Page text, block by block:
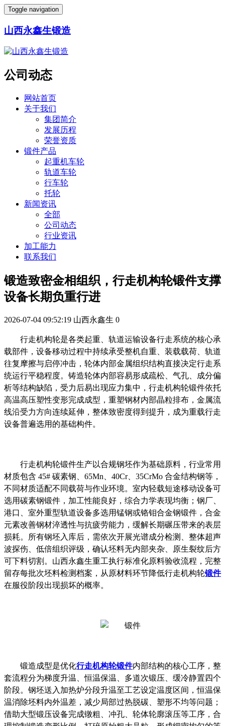
Toggle navigation
山西永鑫生锻造
公司动态
网站首页
关于我们
集团简介
发展历程
荣誉资质
锻件产品
起重机车轮
轨道车轮
行车轮
托轮
新闻资讯
全部
公司动态
行业资讯
加工能力
联系我们
锻造致密金相组织，行走机构轮锻件支撑
设备长期负重行进
2026-07-04 09:52:19 山西永鑫生 0
行走机构轮是各类起重、轨道运输设备行走系统的核心承
载部件，设备移动过程中持续承受整机自重、装载载荷、轨道
往复摩擦与启停冲击，轮体内部金属组织结构直接决定行走系
统运行平稳程度。铸造轮体内部容易形成疏松、气孔、成分偏
析等结构缺陷，受力后易出现应力集中，行走机构轮锻件依托
高温高压塑性变形完成成型，重塑钢材内部晶粒排布，金属流
线沿受力方向连续延伸，整体致密度得到提升，成为重载行走
设备普遍选用的基础构件。
行走机构轮锻件生产以合规钢坯作为基础原料，行业常用
材质包含 45# 碳素钢、65Mn、40Cr、35CrMo 合金结构钢等，
不同材质适配不同载荷与作业环境。室内轻载短途移动设备可
选用碳素钢锻件，加工性能良好，综合力学表现均衡；钢厂、
港口、室外重型轨道设备多选用锰钢或铬钼合金钢锻件，合金
元素改善钢材淬透性与抗疲劳能力，缓解长期碾压带来的表层
损耗。所有钢坯入库后，需依次开展光谱成分检测、整体超声
波探伤、低倍组织评级，确认坯料无内部夹杂、原生裂纹后方
可下料切割。山西永鑫生重工执行标准化原料验收流程，完整
留存每批次坯料检测档案，从原材料环节降低行走机构轮锻件
在服役阶段出现损坏的概率。
锻造成型是优化行走机构轮锻件内部结构的核心工序，整
套流程分为梯度升温、恒温保温、多道次锻压、缓冷静置四个
阶段。钢坯送入加热炉分段升温至工艺设定温度区间，恒温保
温消除坯料内外温差，减少局部过热脱碳、塑形不均等问题；
借助大型锻压设备完成镦粗、冲孔、轮体轮廓滚压等工序，合